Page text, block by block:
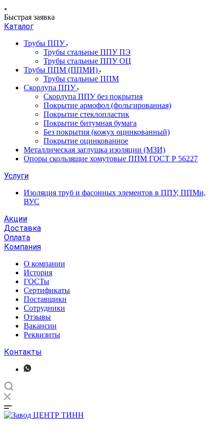
Быстрая заявка
Каталог
Трубы ППУ
Трубы стальные ППУ ПЭ
Трубы стальные ППУ ОЦ
Трубы ППМ (ППМИ)
Трубы стальные ППМ
Скорлупа ППУ
Скорлупа ППУ без покрытия
Покрытие армофол (фольгированная)
Покрытие стеклопластик
Покрытие битумная бумага
Без покрытия (кожух оцинкованный)
Покрытие оцинкованное
Металлическая заглушка изоляции (МЗИ)
Опоры скользящие хомутовые ППМ ГОСТ Р 56227
Услуги
Изоляция труб и фасонных элементов в ППУ, ППМи,
ВУС
Акции
Доставка
Оплата
Компания
О компании
История
ГОСТы
Сертификаты
Поставщики
Сотрудники
Отзывы
Вакансии
Реквизиты
Контакты